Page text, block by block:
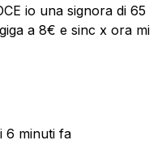
io una signora di 65
a 8€ e sinc x ora mi
6 minuti fa